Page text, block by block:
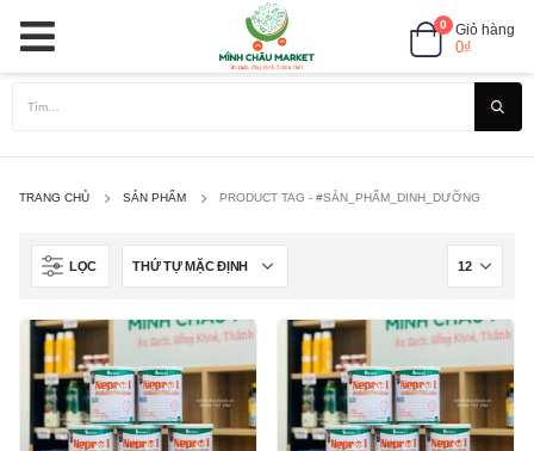
0 Giỏ hàng
0₫
TRANG CHỦ SẢN PHẨM PRODUCT TAG - #SẢN_PHẨM_DINH_DƯỠNG
LỌC